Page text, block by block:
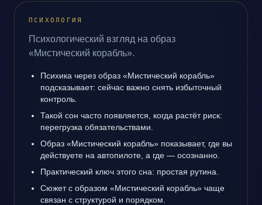
ПСИХОЛОГИЯ
Психологический взгляд на образ
«Мистический корабль».
Психика через образ «Мистический корабль»
подсказывает: сейчас важно снять избыточный
контроль.
Такой сон часто появляется, когда растёт риск:
перегрузка обязательствами.
Образ «Мистический корабль» показывает, где вы
действуете на автопилоте, а где — осознанно.
Практический ключ этого сна: простая рутина.
Сюжет с образом «Мистический корабль» чаще
связан с структурой и порядком.